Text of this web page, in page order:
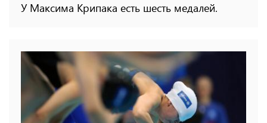
У Максима Крипака есть шесть медалей.